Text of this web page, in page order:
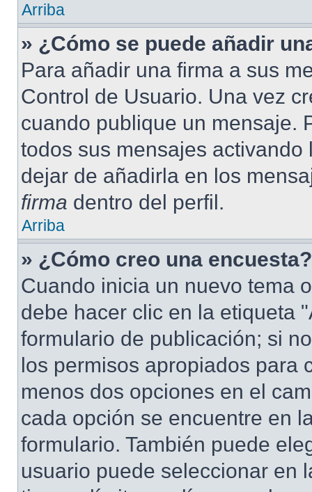
Arriba
» ¿Cómo se puede añadir
Para añadir una firma a sus
Control de Usuario. Una vez
cuando publique un mensaje.
todos sus mensajes
dejar de añadirla en los
firma dentro del perfil.
Arriba
» ¿Cómo creo una encuesta?
Cuando inicia un nuevo tema
debe hacer clic en la etiqueta
formulario de publicación; si
los permisos apropiados para
menos dos opciones en el
cada opción se encuentre en
formulario. También puede
usuario puede seleccionar en